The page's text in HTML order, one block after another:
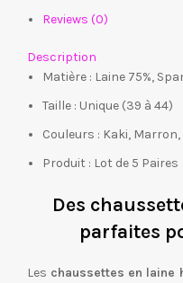
Reviews (0)
Description
Matière : Laine 75%,
Taille : Unique (39 à 44)
Couleurs : Kaki, Marron,
Produit : Lot de 5 Paires
Des
parfaites
Les chaussettes en laine